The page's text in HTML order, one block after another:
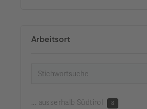
Arbeitsort
... ausserhalb Südtirol 8